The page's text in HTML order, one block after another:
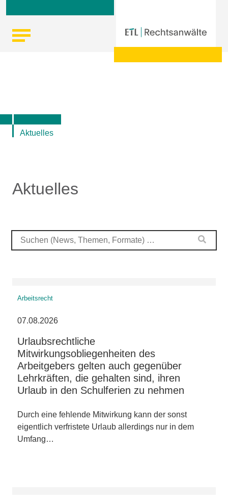
Skip
content
Aktuelles
Aktuelles
Arbeitsrecht
07.08.2026
Urlaubsrechtliche
Mitwirkungsobliegenheiten des
Arbeitgebers gelten auch gegenüber
Lehrkräften, die gehalten sind, ihren
Urlaub in den Schulferien zu nehmen
Durch eine fehlende Mitwirkung kann der sonst
eigentlich verfristete Urlaub allerdings nur in dem
Umfang…